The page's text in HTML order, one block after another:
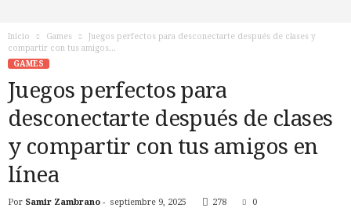
Inicio Games
Juegos perfectos para desconectarte después de clases y
compartir con tus amigos...
GAMES
Juegos perfectos para
desconectarte después de clases
y compartir con tus amigos en
línea
Por Samir Zambrano - septiembre 9, 2025 278 0